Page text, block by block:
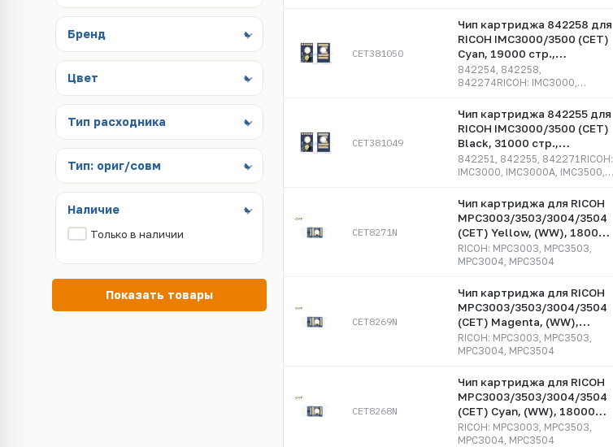
Бренд
Цвет
Тип расходника
Тип: ориг/совм
Наличие
Только в наличии
Показать товары
CET381050
Чип картриджа 842258 для
RICOH IMC3000/3500 (CET)
Cyan, 19000 стр.,
CET381050
842254, 842258,
842274RICOH: IMC3000,
CET381049
Чип картриджа 842255 для
RICOH IMC3000/3500 (CET)
Black, 31000 стр.,
CET381049
842251, 842255, 842271RICOH:
IMC3000, IMC3000A, IMC3500,
CET8271N
Чип картриджа для RICOH
MPC3003/3503/3004/3504
(CET) Yellow, (WW), 18000
стр., CET8271N
RICOH: MPC3003, MPC3503,
MPC3004, MPC3504
CET8269N
Чип картриджа для RICOH
MPC3003/3503/3004/3504
(CET) Magenta, (WW),
18000 стр., CET8269N
RICOH: MPC3003, MPC3503,
MPC3004, MPC3504
CET8268N
Чип картриджа для RICOH
MPC3003/3503/3004/3504
(CET) Cyan, (WW), 18000
стр., CET8268N
RICOH: MPC3003, MPC3503,
MPC3004, MPC3504